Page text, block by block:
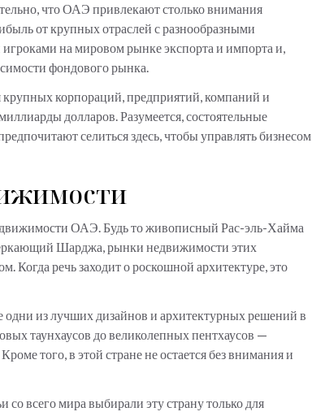
что ОАЭ привлекают столько внимания
от крупных отраслей с разнообразными
на мировом рынке экспорта и импорта и,
фондового рынка.
корпораций, предприятий, компаний и
долларов. Разумеется, состоятельные
селиться здесь, чтобы управлять бизнесом
ОАЭ. Будь то живописный Рас-эль-Хайма
Шарджа, рынки недвижимости этих
речь заходит о роскошной архитектуре, это
из лучших дизайнов и архитектурных решений в
таунхаусов до великолепных пентхаусов —
того, в этой стране не остается без внимания и
со всего мира выбирали эту страну только для